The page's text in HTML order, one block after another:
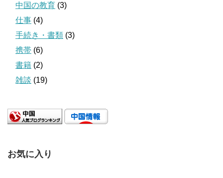
中国の教育 (3)
仕事 (4)
手続き・書類 (3)
携帯 (6)
書籍 (2)
雑談 (19)
お気に入り